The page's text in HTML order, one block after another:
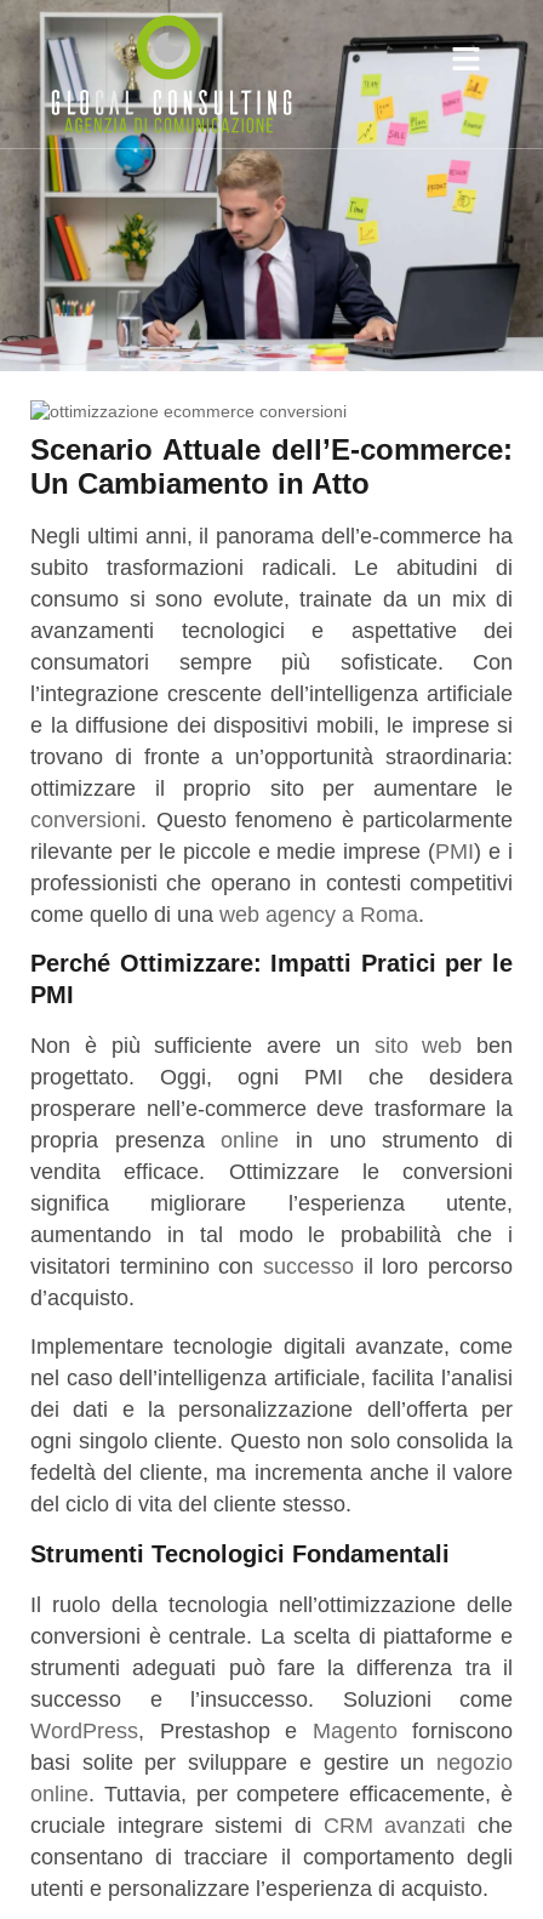
Scenario Attuale dell’E-commerce:
Un Cambiamento in Atto
Negli ultimi anni, il panorama dell’e-commerce ha
subito trasformazioni radicali. Le abitudini di
consumo si sono evolute, trainate da un mix di
avanzamenti tecnologici e aspettative dei
consumatori sempre più sofisticate. Con
l’integrazione crescente dell’intelligenza artificiale
e la diffusione dei dispositivi mobili, le imprese si
trovano di fronte a un’opportunità straordinaria:
ottimizzare il proprio sito per aumentare le
conversioni. Questo fenomeno è particolarmente
rilevante per le piccole e medie imprese (PMI) e i
professionisti che operano in contesti competitivi
come quello di una web agency a Roma.
Perché Ottimizzare: Impatti Pratici per le
PMI
Non è più sufficiente avere un sito web ben
progettato. Oggi, ogni PMI che desidera
prosperare nell’e-commerce deve trasformare la
propria presenzaonline in uno strumento di
vendita efficace. Ottimizzare le conversioni
significa migliorare l’esperienza utente,
aumentando in tal modo le probabilità che i
visitatori terminino con successo il loro percorso
d’acquisto.
Implementare tecnologie digitali avanzate, come
nel caso dell’intelligenza artificiale, facilita l’analisi
dei dati e la personalizzazione dell’offerta per
ogni singolo cliente. Questo non solo consolida la
fedeltà del cliente, ma incrementa anche il valore
del ciclo di vita del cliente stesso.
Strumenti Tecnologici Fondamentali
Il ruolo della tecnologia nell’ottimizzazione delle
conversioni è centrale. La scelta di piattaforme e
strumenti adeguati può fare la differenza tra il
successo e l’insuccesso. Soluzioni come
WordPress, Prestashop e Magentoforniscono
basi solite per sviluppare e gestire un negozio
online. Tuttavia, per competere efficacemente, è
cruciale integrare sistemi di CRM avanzati che
consentano di tracciare il comportamento degli
utenti e personalizzare l’esperienza di acquisto.